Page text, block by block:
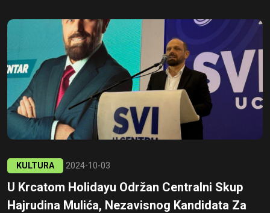
KULTURA 2024-10-03
U Krcatom Holidayu Održan Centralni Skup
Hajrudina Mulića, Nezavisnog Kandidata Za